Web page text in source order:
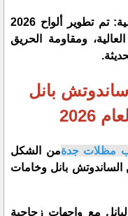
​مقاومة الظروف المناخية القاسية: تم تطوير ألواح 2026
ومقاومة الحريق
بانل
2026
مظلات جدةمن الشكل
الساندوتش بانل وخامات
مع واجهات زجاجية